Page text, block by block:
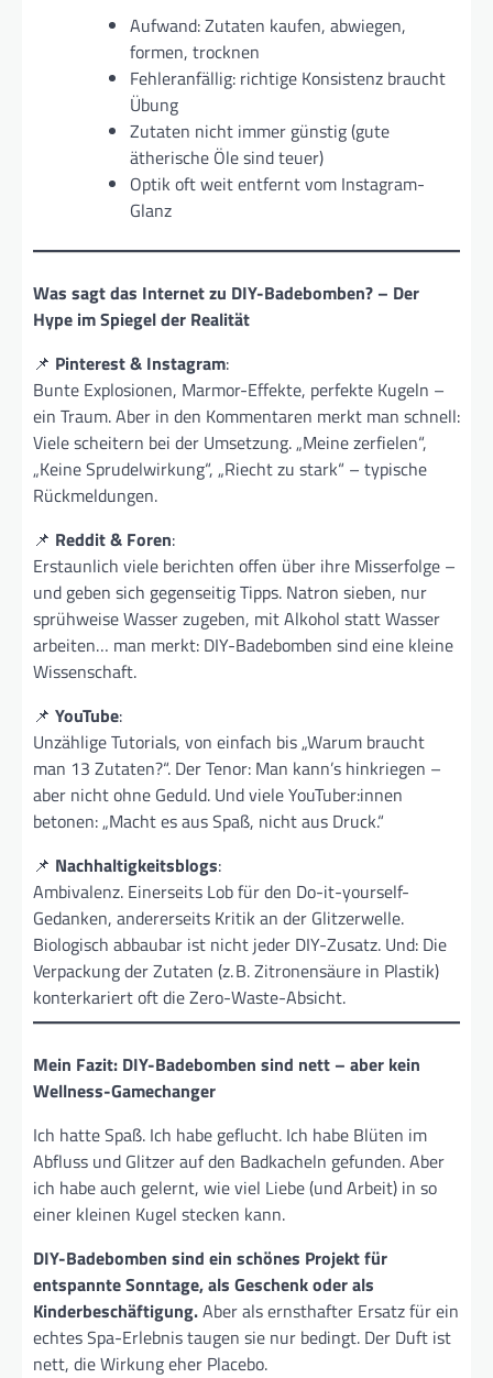
Aufwand: Zutaten kaufen, abwiegen,
formen, trocknen
Fehleranfällig: richtige Konsistenz braucht
Übung
Zutaten nicht immer günstig (gute
ätherische Öle sind teuer)
Optik oft weit entfernt vom Instagram-
Glanz
Was sagt das Internet zu DIY-Badebomben? – Der
Hype im Spiegel der Realität
📌 Pinterest & Instagram:
Bunte Explosionen, Marmor-Effekte, perfekte Kugeln –
ein Traum. Aber in den Kommentaren merkt man schnell:
Viele scheitern bei der Umsetzung. „Meine zerfielen“,
„Keine Sprudelwirkung“, „Riecht zu stark“ – typische
Rückmeldungen.
📌 Reddit & Foren:
Erstaunlich viele berichten offen über ihre Misserfolge –
und geben sich gegenseitig Tipps. Natron sieben, nur
sprühweise Wasser zugeben, mit Alkohol statt Wasser
arbeiten… man merkt: DIY-Badebomben sind eine kleine
Wissenschaft.
📌 YouTube:
Unzählige Tutorials, von einfach bis „Warum braucht
man 13 Zutaten?“. Der Tenor: Man kann’s hinkriegen –
aber nicht ohne Geduld. Und viele YouTuber:innen
betonen: „Macht es aus Spaß, nicht aus Druck.“
📌 Nachhaltigkeitsblogs:
Ambivalenz. Einerseits Lob für den Do-it-yourself-
Gedanken, andererseits Kritik an der Glitzerwelle.
Biologisch abbaubar ist nicht jeder DIY-Zusatz. Und: Die
Verpackung der Zutaten (z. B. Zitronensäure in Plastik)
konterkariert oft die Zero-Waste-Absicht.
Mein Fazit: DIY-Badebomben sind nett – aber kein
Wellness-Gamechanger
Ich hatte Spaß. Ich habe geflucht. Ich habe Blüten im
Abfluss und Glitzer auf den Badkacheln gefunden. Aber
ich habe auch gelernt, wie viel Liebe (und Arbeit) in so
einer kleinen Kugel stecken kann.
DIY-Badebomben sind ein schönes Projekt für
entspannte Sonntage, als Geschenk oder als
Kinderbeschäftigung.Aber als ernsthafter Ersatz für ein
echtes Spa-Erlebnis taugen sie nur bedingt. Der Duft ist
nett, die Wirkung eher Placebo.